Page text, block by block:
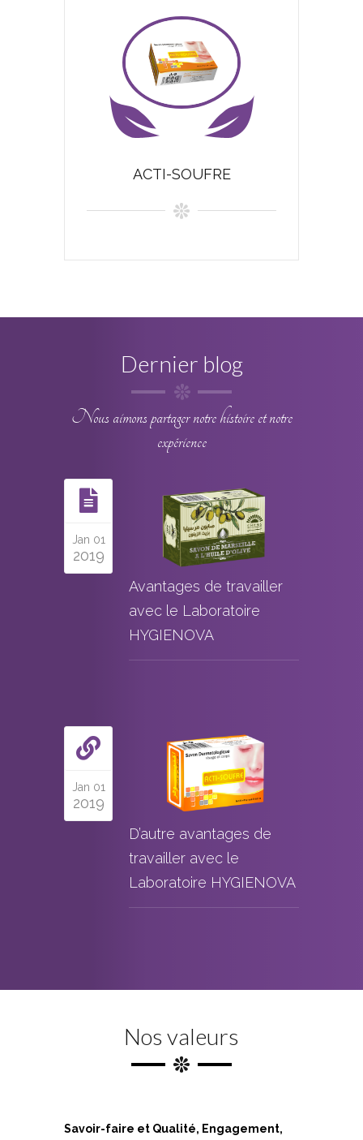
ACTI-SOUFRE
Dernier blog
Nous aimons partager notre histoire et notre
expérience
Jan 01
2019
Avantages de travailler
avec le Laboratoire
HYGIENOVA
Jan 01
2019
D’autre avantages de
travailler avec le
Laboratoire HYGIENOVA
Nos valeurs
Savoir-faire et Qualité, Engagement,